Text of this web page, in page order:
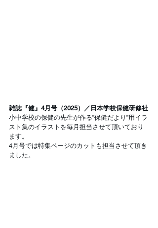
雑誌『健』4月号（2025）／日本学校保健研修社
小中学校の保健の先生が作る”保健だより”用イラ
スト集のイラストを毎月担当させて頂いており
ます。
4月号では特集ページのカットも担当させて頂き
ました。